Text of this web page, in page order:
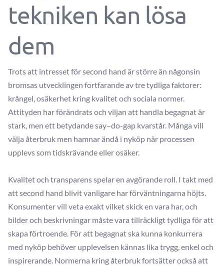
tekniken kan lösa
dem
Trots att intresset för second hand är större än någonsin
bromsas utvecklingen fortfarande av tre tydliga faktorer:
krångel, osäkerhet kring kvalitet och sociala normer.
Attityden har förändrats och viljan att handla begagnat är
stark, men ett betydande say–do-gap kvarstår. Många vill
välja återbruk men hamnar ändå i nyköp när processen
upplevs som tidskrävande eller osäker.
Kvalitet och transparens spelar en avgörande roll. I takt med
att second hand blivit vanligare har förväntningarna höjts.
Konsumenter vill veta exakt vilket skick en vara har, och
bilder och beskrivningar måste vara tillräckligt tydliga för att
skapa förtroende. För att begagnat ska kunna konkurrera
med nyköp behöver upplevelsen kännas lika trygg, enkel och
inspirerande. Normerna kring återbruk fortsätter också att